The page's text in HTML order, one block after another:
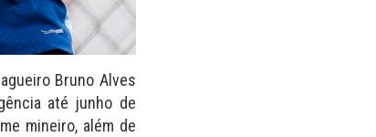
Bruno Alves
até junho de
mineiro, além de